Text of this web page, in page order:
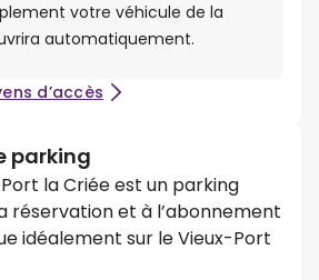
votre véhicule de la
automatiquement.
d’accès
parking
la Criée est un parking
réservation et à l’abonnement
idéalement sur le Vieux-Port